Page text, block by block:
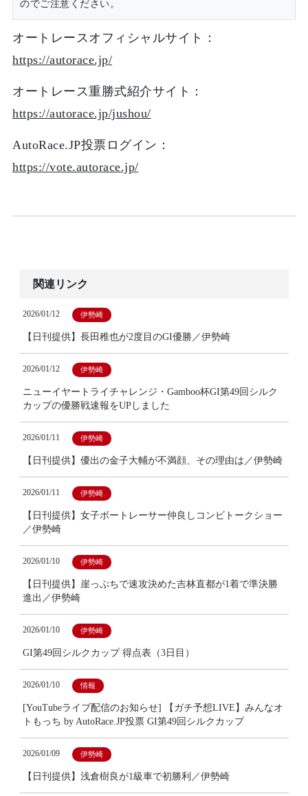
のでご注意ください。
オートレースオフィシャルサイト：
https://autorace.jp/
オートレース重勝式紹介サイト：
https://autorace.jp/jushou/
AutoRace.JP投票ログイン：
https://vote.autorace.jp/
関連リンク
2026/01/12 伊勢崎
【日刊提供】長田稚也が2度目のGI優勝／伊勢崎
2026/01/12 伊勢崎
ニューイヤートライチャレンジ・Gamboo杯GI第49回シルク
カップの優勝戦速報をUPしました
2026/01/11 伊勢崎
【日刊提供】優出の金子大輔が不満顔、その理由は／伊勢崎
2026/01/11 伊勢崎
【日刊提供】女子ボートレーサー仲良しコンビトークショー
／伊勢崎
2026/01/10 伊勢崎
【日刊提供】崖っぷちで速攻決めた吉林直都が1着で準決勝
進出／伊勢崎
2026/01/10 伊勢崎
GI第49回シルクカップ 得点表（3日目）
2026/01/10 情報
[YouTubeライブ配信のお知らせ] 【ガチ予想LIVE】みんなオ
トもっち by AutoRace.JP投票 GI第49回シルクカップ
2026/01/09 伊勢崎
【日刊提供】浅倉樹良が1級車で初勝利／伊勢崎